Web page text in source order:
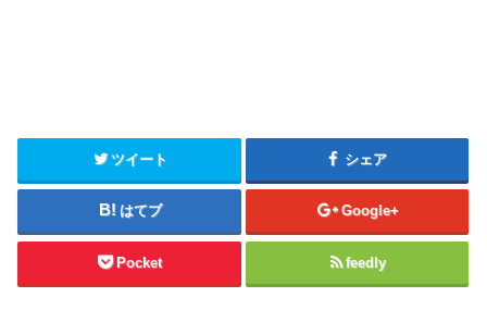
ツイート シェア
はてブ Google+
Pocket feedly